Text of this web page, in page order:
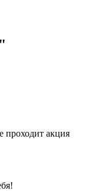
проходит акция